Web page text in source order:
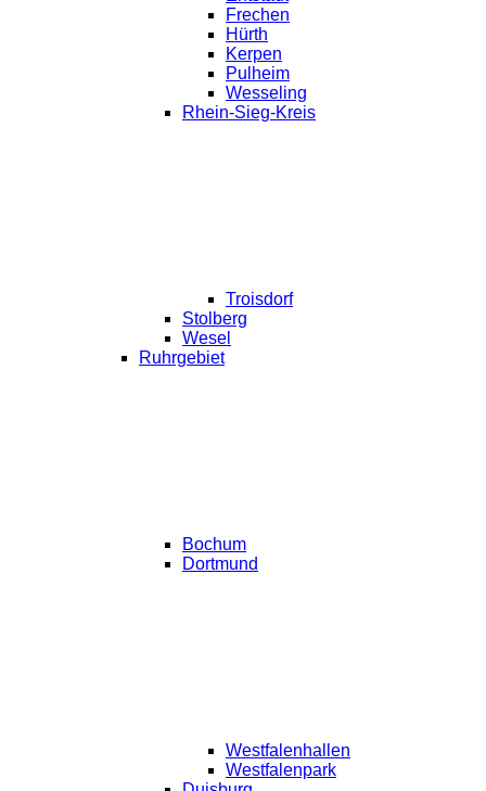
Frechen
Hürth
Kerpen
Pulheim
Wesseling
Rhein-Sieg-Kreis
Troisdorf
Stolberg
Wesel
Ruhrgebiet
Bochum
Dortmund
Westfalenhallen
Westfalenpark